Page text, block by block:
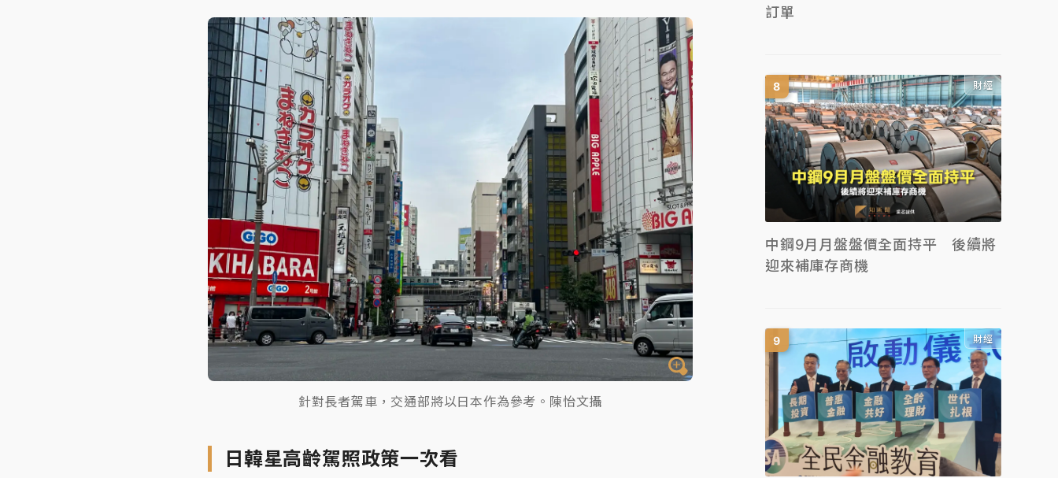
針對長者駕車，交通部將以日本作為參考。陳怡文攝
日韓星高齡駕照政策一次看
訂單
財經
中鋼9月月盤盤價全面持平 後續將
迎來補庫存商機
財經